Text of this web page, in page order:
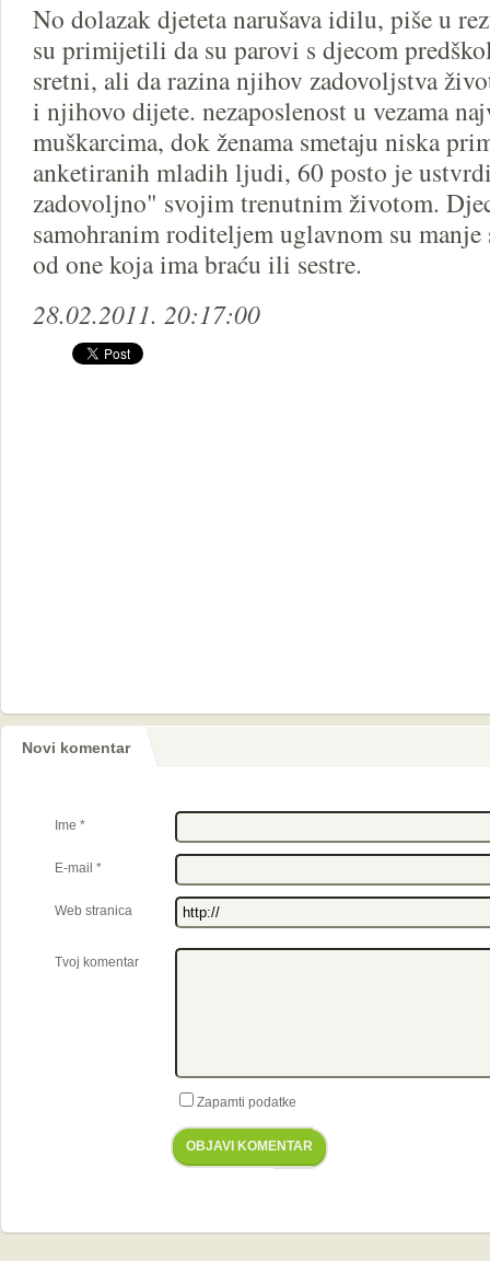
No dolazak djeteta narušava idilu, piše u
su primijetili da su parovi s djecom
sretni, ali da razina njihov zadovoljstva
i njihovo dijete. nezaposlenost u vezama
muškarcima, dok ženama smetaju niska
anketiranih mladih ljudi, 60 posto je
zadovoljno" svojim trenutnim životom.
samohranim roditeljem uglavnom su
od one koja ima braću ili sestre.
28.02.2011. 20:17:00
Novi komentar
Ime *
E-mail *
Web stranica
Tvoj komentar
Zapamti podatke
OBJAVI KOMENTAR